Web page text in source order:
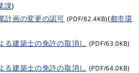
課)
計画の変更の認可 (PDF/82.4KB)(都市環
る建築士の免許の取消し (PDF/63.0KB)
る建築士の免許の取消し (PDF/64.0KB)